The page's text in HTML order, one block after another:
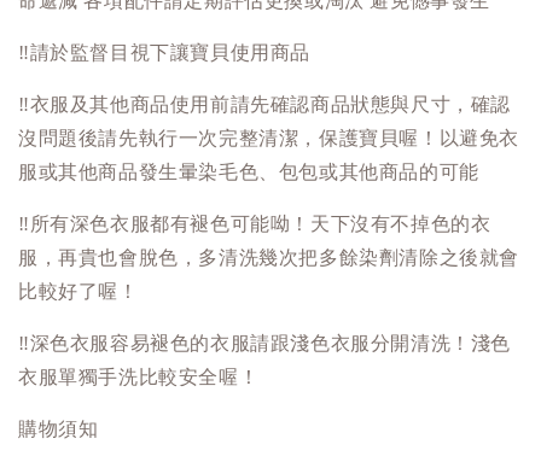
‼️請於監督目視下讓寶貝使用商品
‼️衣服及其他商品使用前請先確認商品狀態與尺寸，確認
沒問題後請先執行一次完整清潔，保護寶貝喔！以避免衣
服或其他商品發生暈染毛色、包包或其他商品的可能
‼️ 所有深色衣服都有褪色可能呦！天下沒有不掉色的衣
服，再貴也會脫色，多清洗幾次把多餘染劑清除之後就會
比較好了喔！
‼️深色衣服容易褪色的衣服請跟淺色衣服分開清洗！淺色
衣服單獨手洗比較安全喔！
購物須知